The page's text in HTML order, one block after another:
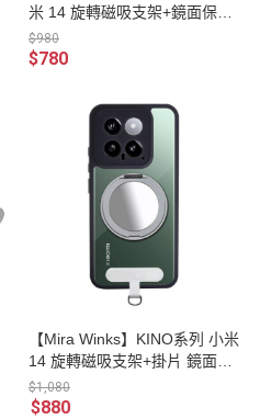
米 14 旋轉磁吸支架+鏡面保護
殼
$980
$780
【Mira Winks】KINO系列 小米
14 旋轉磁吸支架+掛片 鏡面版
保護殼
$1,080
$880